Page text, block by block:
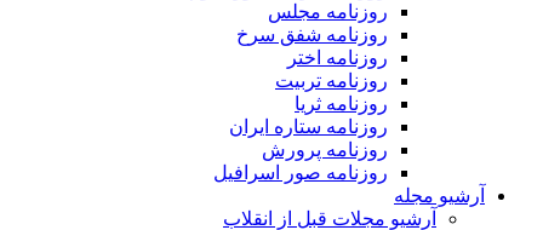
روزنامه مجلس
روزنامه شفق سرخ
روزنامه اختر
روزنامه تربیت
روزنامه ثریا
روزنامه ستاره ایران
روزنامه پرورش
روزنامه صور اسرافیل
آرشیو مجله
آرشیو مجلات قبل از انقلاب